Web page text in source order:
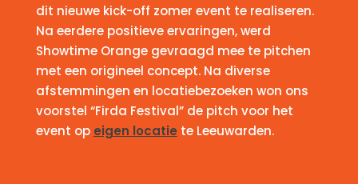
dit nieuwe kick-off zomer event te realiseren.
Na eerdere positieve ervaringen, werd
Showtime Orange gevraagd mee te pitchen
met een origineel concept. Na diverse
afstemmingen en locatiebezoeken won ons
voorstel “Firda Festival” de pitch voor het
event op eigen locatie te Leeuwarden.